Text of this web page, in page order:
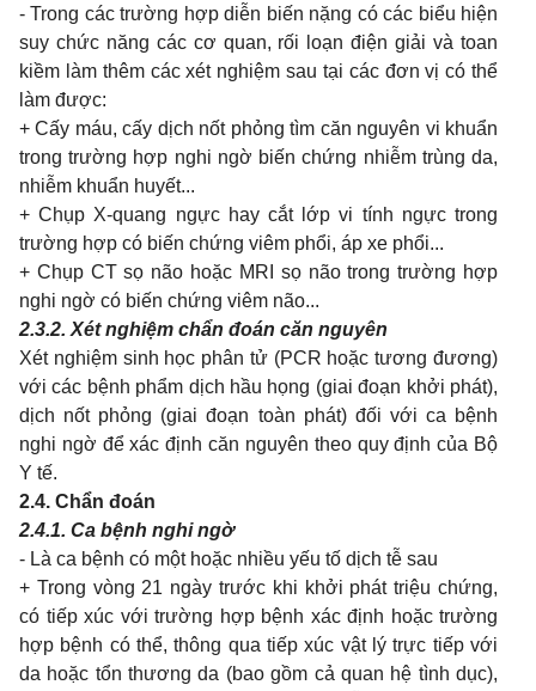
- Trong các trường hợp diễn biến nặng có các biểu hiện
suy chức năng các cơ quan, rối loạn điện giải và toan
kiềm làm thêm các xét nghiệm sau tại các đơn vị có thể
làm được:
+ Cấy máu, cấy dịch nốt phỏng tìm căn nguyên vi khuẩn
trong trường hợp nghi ngờ biến chứng nhiễm trùng da,
nhiễm khuẩn huyết...
+ Chụp X-quang ngực hay cắt lớp vi tính ngực trong
trường hợp có biến chứng viêm phổi, áp xe phổi...
+ Chụp CT sọ não hoặc MRI sọ não trong trường hợp
nghi ngờ có biến chứng viêm não...
2.3.2. Xét nghiệm chẩn đoán căn nguyên
Xét nghiệm sinh học phân tử (PCR hoặc tương đương)
với các bệnh phẩm dịch hầu họng (giai đoạn khởi phát),
dịch nốt phỏng (giai đoạn toàn phát) đối với ca bệnh
nghi ngờ để xác định căn nguyên theo quy định của Bộ
Y tế.
2.4. Chẩn đoán
2.4.1. Ca bệnh nghi ngờ
- Là ca bệnh có một hoặc nhiều yếu tố dịch tễ sau
+ Trong vòng 21 ngày trước khi khởi phát triệu chứng,
có tiếp xúc với trường hợp bệnh xác định hoặc trường
hợp bệnh có thể, thông qua tiếp xúc vật lý trực tiếp với
da hoặc tổn thương da (bao gồm cả quan hệ tình dục),